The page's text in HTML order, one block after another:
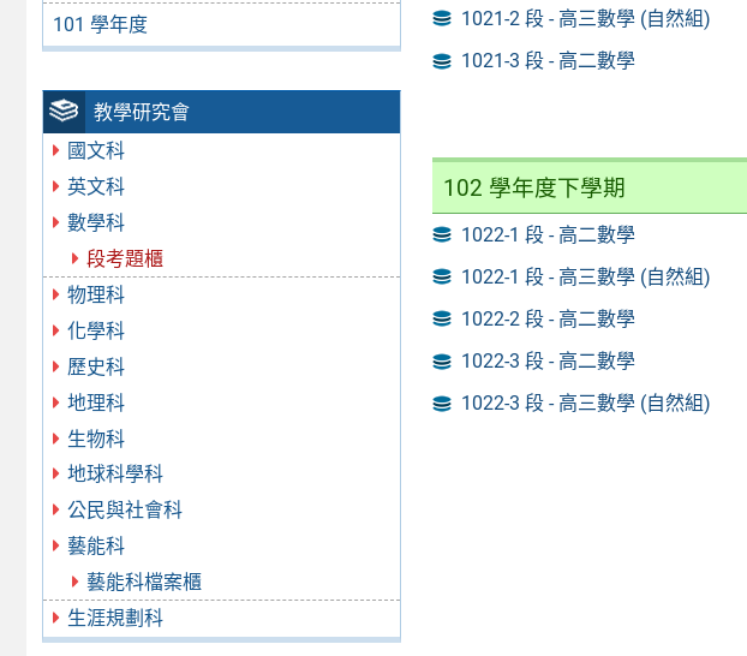
101 學年度
教學研究會
國文科
英文科
數學科
段考題櫃
物理科
化學科
歷史科
地理科
生物科
地球科學科
公民與社會科
藝能科
藝能科檔案櫃
生涯規劃科
1021-2 段 - 高三數學 (自然組)
1021-3 段 - 高二數學
102 學年度下學期
1022-1 段 - 高二數學
1022-1 段 - 高三數學 (自然組)
1022-2 段 - 高二數學
1022-3 段 - 高二數學
1022-3 段 - 高三數學 (自然組)